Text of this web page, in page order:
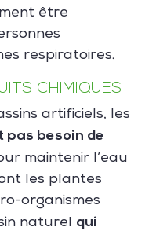
être
respiratoires.
CHIMIQUES
artificiels, les
pas besoin de
maintenir l’eau
les plantes
organismes
naturel qui